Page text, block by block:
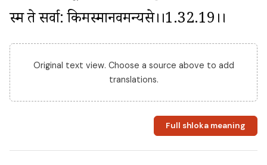
स्म ते सर्वा: किमस्मानवमन्यसे।।1.32.19।।
Original text view. Choose a source above to add
translations.
Full shloka meaning